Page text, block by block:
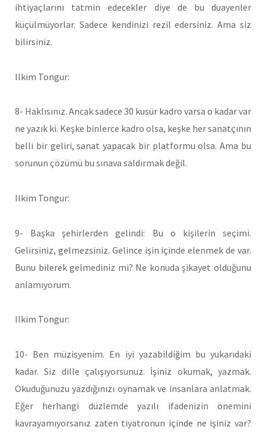
ihtiyaçlarını tatmin edecekler diye de bu duayenler
küçülmüyorlar. Sadece kendinizi rezil edersiniz. Ama siz
bilirsiniz.
Ilkim Tongur:
8- Haklısınız. Ancak sadece 30 kusür kadro varsa o kadar var
ne yazık ki. Keşke binlerce kadro olsa, keşke her sanatçının
belli bir geliri, sanat yapacak bir platformu olsa. Ama bu
sorunun çözümü bu sınava saldırmak değil.
Ilkim Tongur:
9- Başka şehirlerden gelindi: Bu o kişilerin seçimi.
Gelirsiniz, gelmezsiniz. Gelince işin içinde elenmek de var.
Bunu bilerek gelmediniz mi? Ne konuda şikayet olduğunu
anlamıyorum.
Ilkim Tongur:
10- Ben müzisyenim. En iyi yazabildiğim bu yukarıdaki
kadar. Siz dille çalışıyorsunuz. İşiniz okumak, yazmak.
Okuduğunuzu yazdığınızı oynamak ve insanlara anlatmak.
Eğer herhangi düzlemde yazılı ifadenizin önemini
kavrayamıyorsanız zaten tiyatronun içinde ne işiniz var?